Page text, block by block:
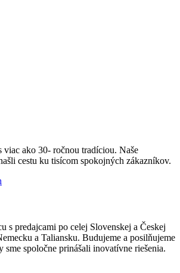
viac ako 30- ročnou tradíciou. Naše
cestu ku tisícom spokojných zákazníkov.
s predajcami po celej Slovenskej a Českej
a Taliansku. Budujeme a posilňujeme
sme spoločne prinášali inovatívne riešenia.